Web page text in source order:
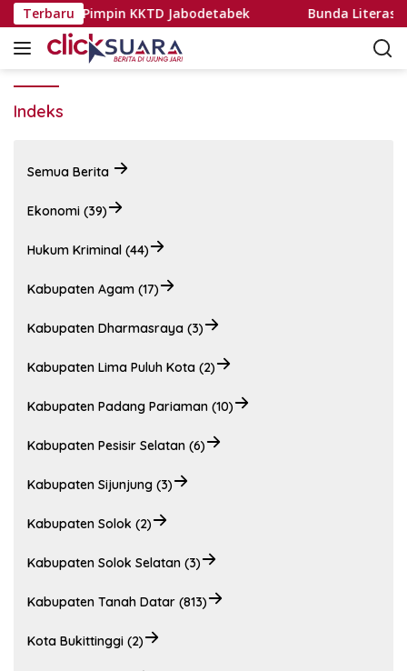
a
Terbaru
Jamain Pimpin KKTD Jabodetabek Bunda Literasi
Indeks
Semua Berita
Ekonomi (39)
Hukum Kriminal (44)
Kabupaten Agam (17)
Kabupaten Dharmasraya (3)
Kabupaten Lima Puluh Kota (2)
Kabupaten Padang Pariaman (10)
Kabupaten Pesisir Selatan (6)
Kabupaten Sijunjung (3)
Kabupaten Solok (2)
Kabupaten Solok Selatan (3)
Kabupaten Tanah Datar (813)
Kota Bukittinggi (2)